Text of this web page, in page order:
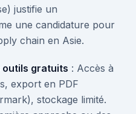
justifie un
une candidature pour
chain en Asie.
gratuits : Accès à
export en PDF
stockage limité.